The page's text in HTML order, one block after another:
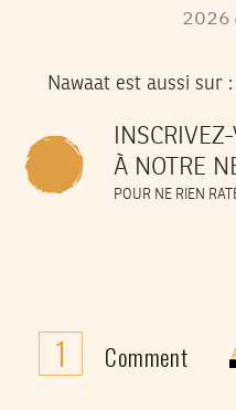
2026
Nawaat est aussi sur :
À NOTRE
POUR NE RIEN
1 Comment